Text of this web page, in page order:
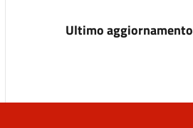
Ultimo aggiornamento